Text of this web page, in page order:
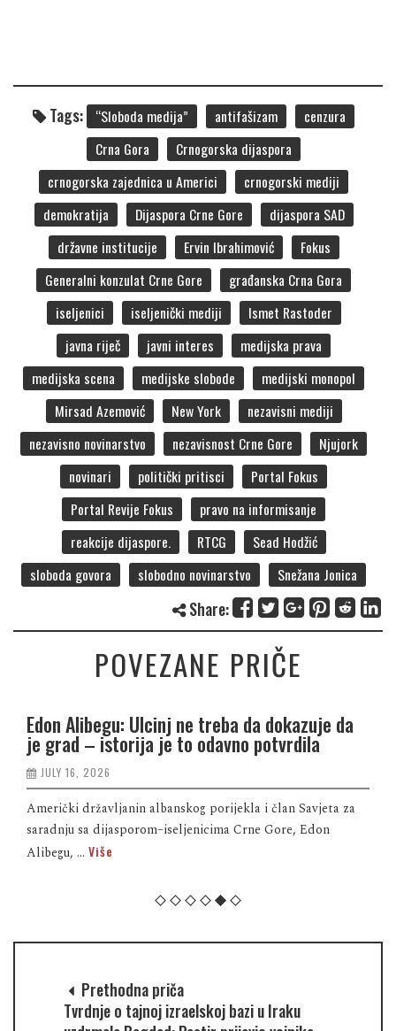
Tags: “Sloboda medija” antifašizam
cenzura
Crna Gora
Crnogorska dijaspora
crnogorska zajednica u Americi
crnogorski mediji
demokratija
Dijaspora Crne Gore
dijaspora SAD
državne institucije
Ervin Ibrahimović
Fokus
Generalni konzulat Crne Gore
građanska Crna Gora
iseljenici
iseljenički mediji
Ismet Rastoder
javna riječ
javni interes
medijska prava
medijska scena
medijske slobode
medijski monopol
Mirsad Azemović
New York
nezavisni mediji
nezavisno novinarstvo
nezavisnost Crne Gore
Njujork
novinari
politički pritisci
Portal Fokus
Portal Revije Fokus
pravo na informisanje
reakcije dijaspore.
RTCG
Sead Hodžić
sloboda govora
slobodno novinarstvo Snežana Jonica
Share:
POVEZANE PRIČE
Edon Alibegu: Ulcinj ne treba da dokazuje da
je grad – istorija je to odavno potvrdila
JULY 16, 2026
Američki državljanin albanskog porijekla i član Savjeta za
saradnju sa dijasporom–iseljenicima Crne Gore, Edon
Alibegu, ... Više
Prethodna priča
Tvrdnje o tajnoj izraelskoj bazi u Iraku